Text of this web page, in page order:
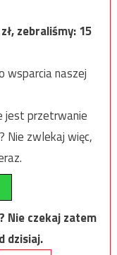
zł, zebraliśmy:15
wsparcia naszej
jest przetrwanie
Nie zwlekaj więc,
Nie czekaj zatem
dzisiaj.